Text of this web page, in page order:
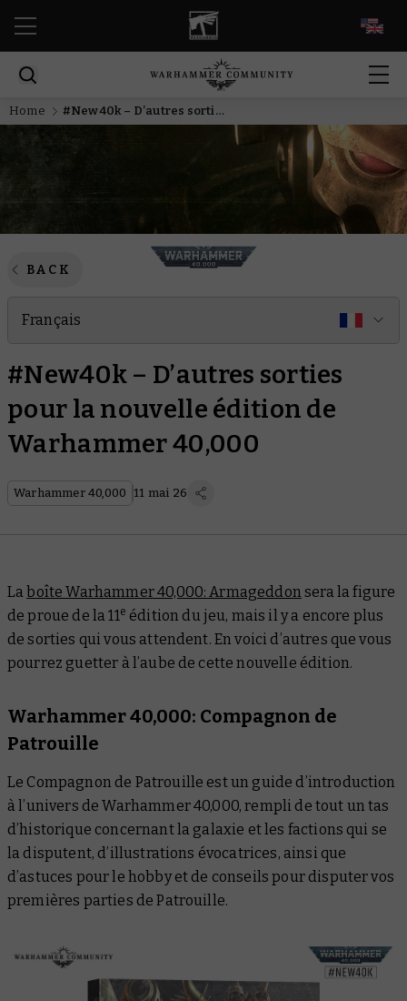
Home #New40k – D’autres sorties pour la nouvelle édition de Warhammer 40,000
BACK
Français
#New40k – D’autres sorties
pour la nouvelle édition de
Warhammer 40,000
Warhammer 40,000 11 mai 26
Laboîte Warhammer 40,000: Armageddon sera la figure
de proue de la 11e édition du jeu, mais il y a encore plus
de sorties qui vous attendent. En voici d’autres que vous
pourrez guetter à l’aube de cette nouvelle édition.
Warhammer 40,000: Compagnon de
Patrouille
Le Compagnon de Patrouille est un guide d’introduction
à l’univers de Warhammer 40,000, rempli de tout un tas
d’historique concernant la galaxie et les factions qui se
la disputent, d’illustrations évocatrices, ainsi que
d’astuces pour le hobby et de conseils pour disputer vos
premières parties de Patrouille.